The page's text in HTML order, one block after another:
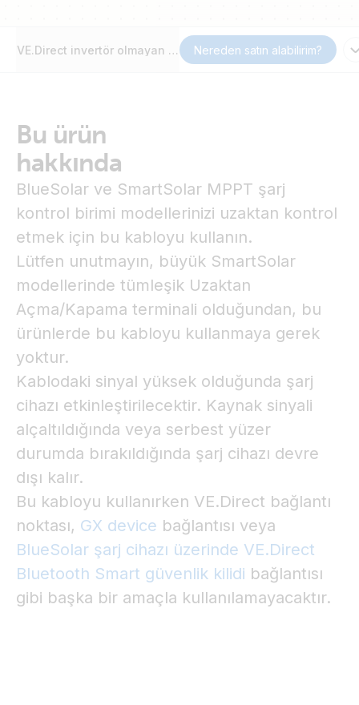
VE.Direct invertör olmayan uzaktan açma/kapama kablosu
Nereden satın alabilirim?
Bu ürün
hakkında
BlueSolar ve SmartSolar MPPT şarj
kontrol birimi modellerinizi uzaktan kontrol
etmek için bu kabloyu kullanın.
Lütfen unutmayın, büyük SmartSolar
modellerinde tümleşik Uzaktan
Açma/Kapama terminali olduğundan, bu
ürünlerde bu kabloyu kullanmaya gerek
yoktur.
Kablodaki sinyal yüksek olduğunda şarj
cihazı etkinleştirilecektir. Kaynak sinyali
alçaltıldığında veya serbest yüzer
durumda bırakıldığında şarj cihazı devre
dışı kalır.
Bu kabloyu kullanırken VE.Direct bağlantı
noktası, GX device bağlantısı veya
BlueSolar şarj cihazı üzerinde VE.Direct
Bluetooth Smart güvenlik kilidi bağlantısı
gibi başka bir amaçla kullanılamayacaktır.